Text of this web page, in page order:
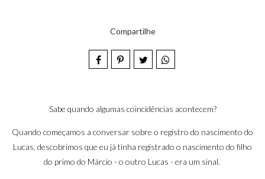
Compartilhe
Sabe quando algumas coincidências acontecem?
Quando começamos a conversar sobre o registro do nascimento do
Lucas, descobrimos que eu já tinha registrado o nascimento do filho
do primo do Márcio - o outro Lucas - era um sinal.